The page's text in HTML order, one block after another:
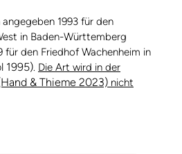
1993 für den
in Baden-Württemberg
für den Friedhof Wachenheim in
1995). Die Art wird in der
& Thieme 2023) nicht